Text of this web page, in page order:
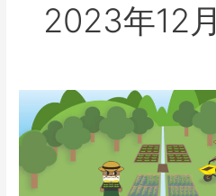
2023年12月
休
(2023)